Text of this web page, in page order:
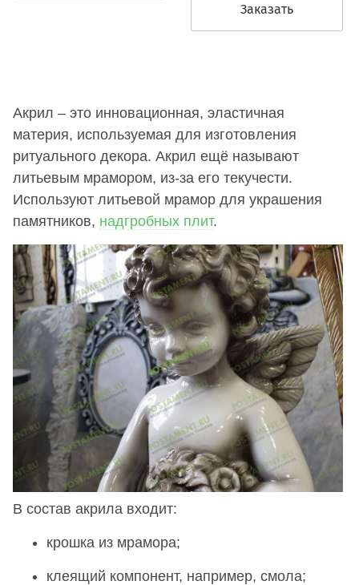
Заказать
Акрил – это инновационная, эластичная
материя, используемая для изготовления
ритуального декора. Акрил ещё называют
литьевым мрамором, из-за его текучести.
Используют литьевой мрамор для украшения
памятников, надгробных плит.
В состав акрила входит:
крошка из мрамора;
клеящий компонент, например, смола;